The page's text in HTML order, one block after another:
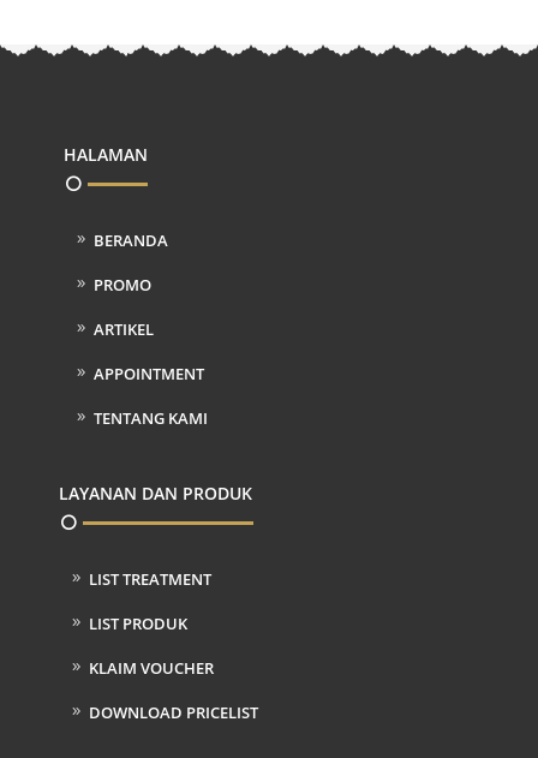
HALAMAN
BERANDA
PROMO
ARTIKEL
APPOINTMENT
TENTANG KAMI
LAYANAN DAN PRODUK
LIST TREATMENT
LIST PRODUK
KLAIM VOUCHER
DOWNLOAD PRICELIST